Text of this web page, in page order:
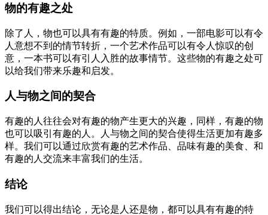
物的有趣之处
除了人，物也可以具有有趣的特质。例如，一部电影可以有令
人意想不到的情节转折，一个艺术作品可以有令人惊叹的创
意，一本书可以有引人入胜的故事情节。这些物的有趣之处可
以给我们带来乐趣和启发。
人与物之间的契合
有趣的人往往会对有趣的物产生更大的兴趣，同样，有趣的物
也可以吸引有趣的人。人与物之间的契合使得生活更加有趣多
样。我们可以通过欣赏有趣的艺术作品、品味有趣的美食、和
有趣的人交流来丰富我们的生活。
结论
我们可以得出结论，无论是人还是物，都可以具有有趣的特